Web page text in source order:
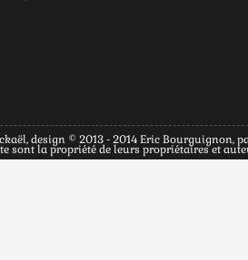
design © 2013 - 2014 Eric
sont la propriété de leurs propriétaires et